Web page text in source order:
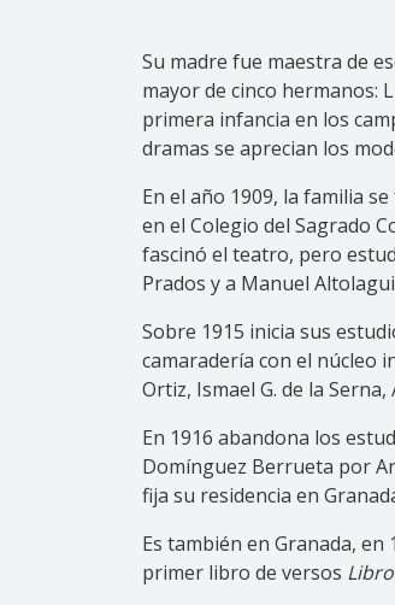
Su madre fue maestra de
mayor de cinco hermanos:
primera infancia en los
dramas se aprecian los
En el año 1909, la familia
en el Colegio del Sagrado
fascinó el teatro, pero
Prados y a Manuel
Sobre 1915 inicia sus
camaradería con el núcleo
Ortiz, Ismael G. de la
En 1916 abandona los
Domínguez Berrueta por
fija su residencia en
Es también en Granada,
primer libro de versos